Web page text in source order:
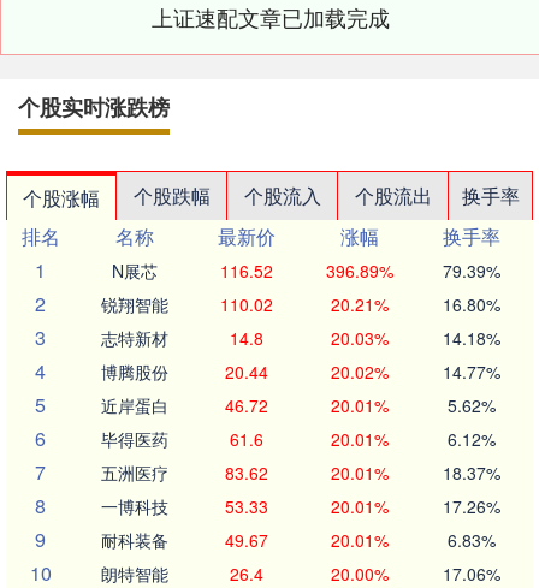
上证速配文章已加载完成
个股实时涨跌榜
个股涨幅 个股跌幅 个股流入 个股流出
换手率
排名
名称 最新价 涨幅
换手率
1
N展芯 116.52 396.89% 79.39%
2 锐翔智能 110.02 20.21% 16.80%
3 志特新材 14.8 20.03% 14.18%
4 博腾股份 20.44 20.02% 14.77%
5 近岸蛋白 46.72 20.01% 5.62%
6 毕得医药 61.6 20.01% 6.12%
7 五洲医疗 83.62 20.01% 18.37%
8 一博科技 53.33 20.01% 17.26%
9 耐科装备 49.67 20.01% 6.83%
10 朗特智能 26.4 20.00% 17.06%